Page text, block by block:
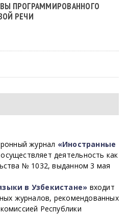
ПРОГРАММИРОВАННОГО
РЕЧИ
журнал «Иностранные
осуществляет деятельность как
№ 1032, выданном 3 мая
в Узбекистане» входит
журналов, рекомендованных
Республики